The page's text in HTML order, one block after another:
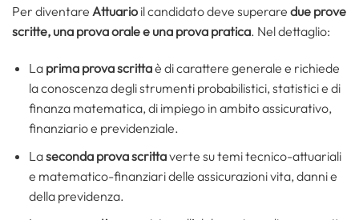
Per diventare Attuario il candidato deve superare due prove
scritte, una prova orale e una prova pratica. Nel dettaglio:
Laprima prova scrittaè di carattere generale e richiede
la conoscenza degli strumenti probabilistici, statistici e di
finanza matematica, di impiego in ambito assicurativo,
finanziario e previdenziale.
Laseconda prova scrittaverte su temi tecnico-attuariali
e matematico-finanziari delle assicurazioni vita, danni e
della previdenza.